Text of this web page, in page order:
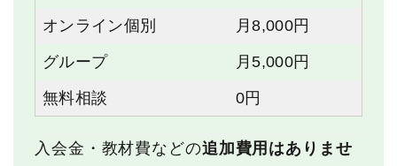
オンライン個別 月8,000円
グループ 月5,000円
無料相談 0円
入会金・教材費などの追加費用はありませ